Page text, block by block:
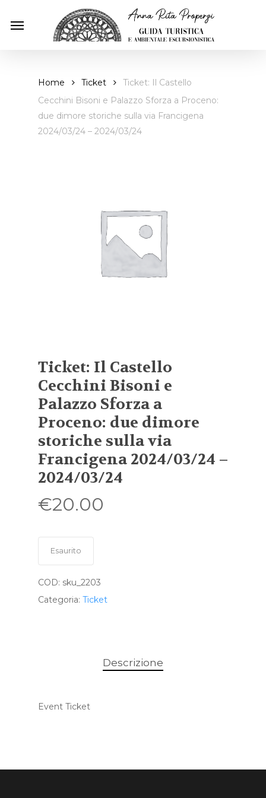
Menu
Home Ticket
Ticket: Il Castello
Cecchini Bisoni e Palazzo Sforza a Proceno:
due dimore storiche sulla via Francigena
2024/03/24 – 2024/03/24
Ticket: Il Castello
Cecchini Bisoni e
Palazzo Sforza a
Proceno: due dimore
storiche sulla via
Francigena 2024/03/24 –
2024/03/24
€20.00
Esaurito
COD: sku_2203
Categoria: Ticket
Descrizione
Event Ticket